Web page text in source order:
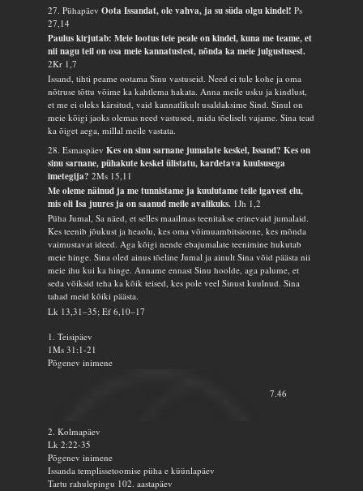
27. PühapäevOota Issandat, ole vahva, ja su süda olgu kindel!Ps
27,14
Paulus kirjutab: Meie lootus teie peale on kindel, kuna me teame, et
nii nagu teil on osa meie kannatustest, nõnda ka meie julgustusest.
2Kr 1,7
Issand, tihti peame ootama Sinu vastuseid. Need ei tule kohe ja oma
nõtruse tõttu võime ka kahtlema hakata. Anna meile usku ja kindlust,
et me ei oleks kärsitud, vaid kannatlikult usaldaksime Sind. Sinul on
meie kõigi jaoks olemas need vastused, mida tõeliselt vajame. Sina tead
ka õiget aega, millal meile vastata.
28. EsmaspäevKes on sinu sarnane jumalate keskel, Issand? Kes on
sinu sarnane, pühakute keskel ülistatu, kardetava kuulsusega
imetegija?2Ms 15,11
Me oleme näinud ja me tunnistame ja kuulutame teile igavest elu,
mis oli Isa juures ja on saanud meile avalikuks. 1Jh 1,2
Püha Jumal, Sa näed, et selles maailmas teenitakse erinevaid jumalaid.
Kes teenib jõukust ja heaolu, kes oma võimuambitsioone, kes mõnda
vaimustavat ideed. Aga kõigi nende ebajumalate teenimine hukutab
meie hinge. Sina oled ainus tõeline Jumal ja ainult Sina võid päästa nii
meie ihu kui ka hinge. Anname ennast Sinu hoolde, aga palume, et
seda võiksid teha ka kõik teised, kes pole veel Sinust kuulnud. Sina
tahad meid kõiki päästa.
Lk 13,31–35; Ef 6,10–17
1. Teisipäev
1Ms 31:1-21
Põgenev inimene
7.46
2. Kolmapäev
Lk 2:22-35
Põgenev inimene
Issanda templissetoomise püha e küünlapäev
Tartu rahulepingu 102. aastapäev